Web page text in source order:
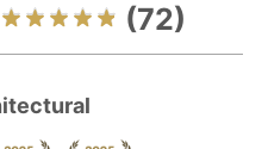
(72)